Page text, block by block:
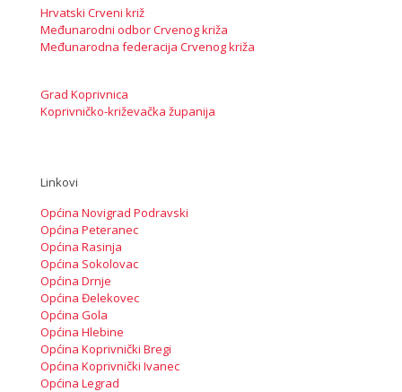
Hrvatski Crveni križ
Međunarodni odbor Crvenog križa
Međunarodna federacija Crvenog križa
Grad Koprivnica
Koprivničko-križevačka županija
Linkovi
Općina Novigrad Podravski
Općina Peteranec
Općina Rasinja
Općina Sokolovac
Općina Drnje
Općina Đelekovec
Općina Gola
Općina Hlebine
Općina Koprivnički Bregi
Općina Koprivnički Ivanec
Općina Legrad